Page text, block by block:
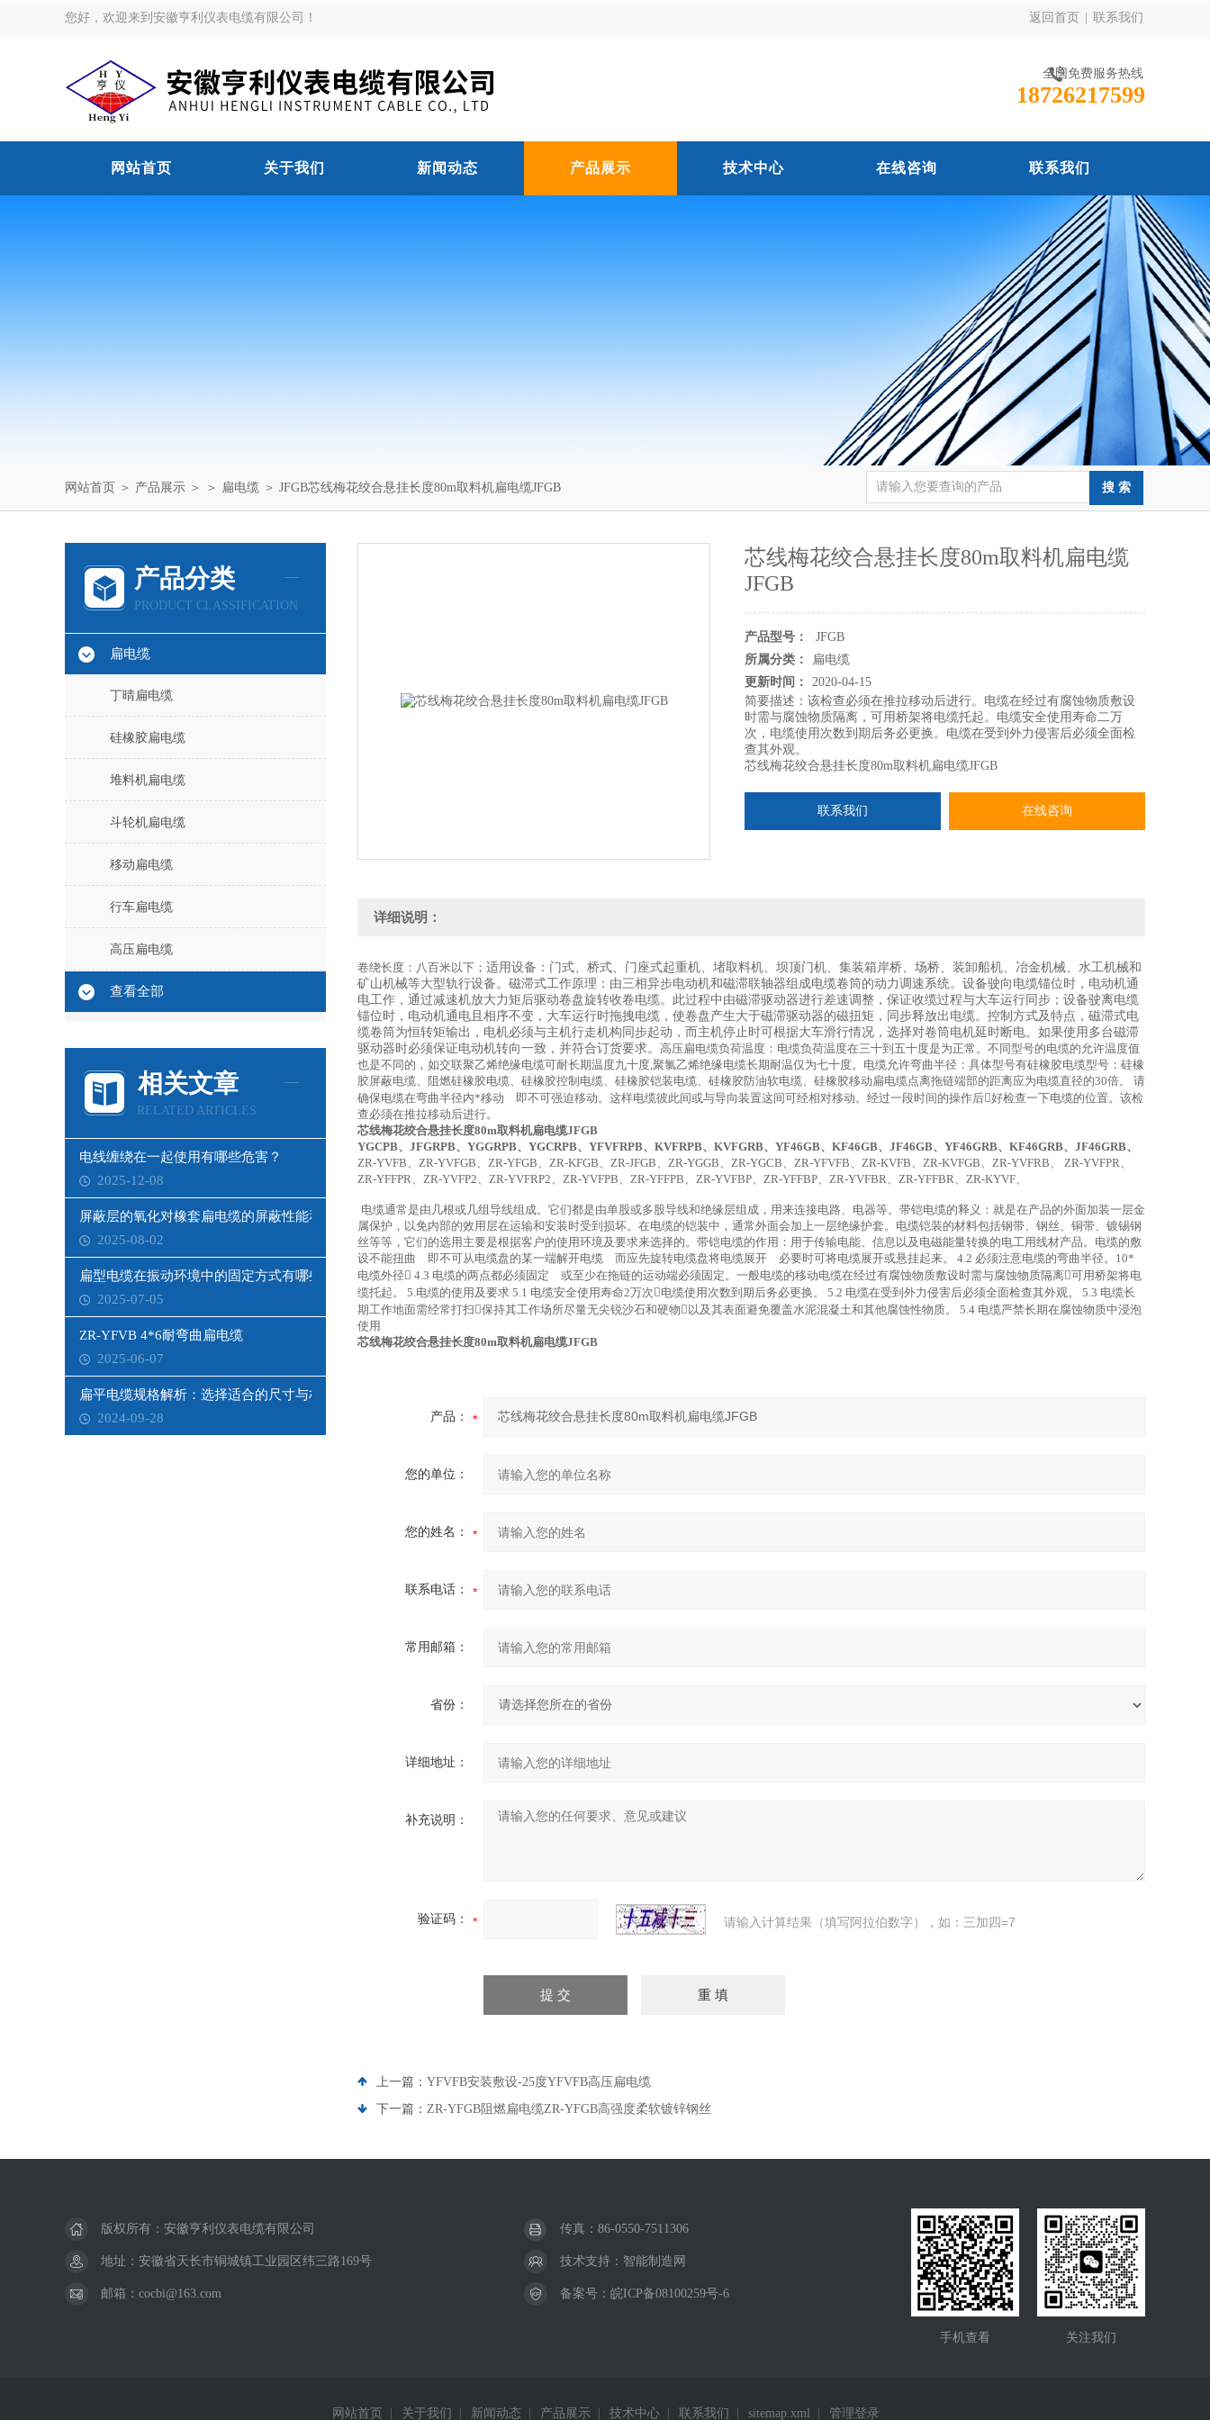
您好，欢迎来到安徽亨利仪表电缆有限公司！ 返回首页 联系我们
全国免费服务热线
18726217599
网站首页 关于我们 新闻动态 产品展示 技术中心 在线咨询 联系我们
网站首页 ＞ 产品展示 ＞ ＞ 扁电缆 ＞ JFGB芯线梅花绞合悬挂长度80m取料机扁电缆JFGB
产品分类
PRODUCT CLASSIFICATION
扁电缆
丁晴扁电缆
硅橡胶扁电缆
堆料机扁电缆
斗轮机扁电缆
移动扁电缆
行车扁电缆
高压扁电缆
查看全部
相关文章
RELATED ARTICLES
电线缠绕在一起使用有哪些危害？
2025-12-08
屏蔽层的氧化对橡套扁电缆的屏蔽性能和寿命有何影响？
2025-08-02
扁型电缆在振动环境中的固定方式有哪些？
2025-07-05
ZR-YFVB 4*6耐弯曲扁电缆
2025-06-07
扁平电缆规格解析：选择适合的尺寸与材质
2024-09-28
芯线梅花绞合悬挂长度80m取料机扁电缆
JFGB
产品型号：
JFGB
所属分类：
扁电缆
更新时间：
2020-04-15
简要描述： 该检查必须在推拉移动后进行。电缆在经过有腐蚀物质敷设
时需与腐蚀物质隔离，可用桥架将电缆托起。电缆安全使用寿命二万
次，电缆使用次数到期后务必更换。电缆在受到外力侵害后必须全面检
查其外观。
芯线梅花绞合悬挂长度80m取料机扁电缆JFGB
联系我们 在线咨询
详细说明：
卷绕长度：八百米以下； 适用设备：门式、桥式、门座式起重机、堵取料机、坝顶门机、集装箱岸桥、场桥、装卸船机、冶金机械、水工机械和
矿山机械等大型轨行设备。磁滞式工作原理：由三相异步电动机和磁滞联轴器组成电缆卷筒的动力调速系统。设备驶向电缆锚位时，电动机通
电工作，通过减速机放大力矩后驱动卷盘旋转收卷电缆。此过程中由磁滞驱动器进行差速调整，保证收缆过程与大车运行同步；设备驶离电缆
锚位时，电动机通电且相序不变，大车运行时拖拽电缆，使卷盘产生大于磁滞驱动器的磁扭矩，同步释放出电缆。控制方式及特点，磁滞式电
缆卷筒为恒转矩输出，电机必须与主机行走机构同步起动，而主机停止时可根据大车滑行情况，选择对卷筒电机延时断电。如果使用多台磁滞
驱动器时必须保证电动机转向一致，并符合订货要求。 高压扁电缆负荷温度：电缆负荷温度在三十到五十度是为正常。不同型号的电缆的允许温度值
也是不同的，如交联聚乙烯绝缘电缆可耐长期温度九十度,聚氯乙烯绝缘电缆长期耐温仅为七十度。电缆允许弯曲半径：具体型号有硅橡胶电缆型号：硅橡
胶屏蔽电缆、阻燃硅橡胶电缆、硅橡胶控制电缆、硅橡胶铠装电缆、硅橡胶防油软电缆、硅橡胶移动扁电缆点离拖链端部的距离应为电缆直径的30倍。 请
确保电缆在弯曲半径内*移动 即不可强迫移动。这样电缆彼此间或与导向装置这间可经相对移动。经过一段时间的操作后好检查一下电缆的位置。该检
查必须在推拉移动后进行。
芯线梅花绞合悬挂长度80m取料机扁电缆JFGB
YGCPB、JFGRPB、YGGRPB、YGCRPB、YFVFRPB、KVFRPB、KVFGRB、YF46GB、KF46GB、JF46GB、YF46GRB、KF46GRB、JF46GRB、
ZR-YVFB、ZR-YVFGB、ZR-YFGB、ZR-KFGB、ZR-JFGB、ZR-YGGB、ZR-YGCB、ZR-YFVFB、ZR-KVFB、ZR-KVFGB、ZR-YVFRB、 ZR-YVFPR、
ZR-YFFPR、ZR-YVFP2、ZR-YVFRP2、ZR-YVFPB、ZR-YFFPB、ZR-YVFBP、ZR-YFFBP、ZR-YVFBR、ZR-YFFBR、ZR-KYVF、
电缆通常是由几根或几组导线组成。它们都是由单股或多股导线和绝缘层组成，用来连接电路、电器等。带铠电缆的释义：就是在产品的外面加装一层金
属保护，以免内部的效用层在运输和安装时受到损坏。在电缆的铠装中，通常外面会加上一层绝缘护套。电缆铠装的材料包括钢带、钢丝、铜带、镀锡钢
丝等等，它们的选用主要是根据客户的使用环境及要求来选择的。带铠电缆的作用：用于传输电能、信息以及电磁能量转换的电工用线材产品。电缆的敷
设不能扭曲 即不可从电缆盘的某一端解开电缆 而应先旋转电缆盘将电缆展开 必要时可将电缆展开或悬挂起来。 4.2 必须注意电缆的弯曲半径。10*
电缆外径 4.3 电缆的两点都必须固定 或至少在拖链的运动端必须固定。一般电缆的移动电缆在经过有腐蚀物质敷设时需与腐蚀物质隔离可用桥架将电
缆托起。 5.电缆的使用及要求 5.1 电缆安全使用寿命2万次电缆使用次数到期后务必更换。 5.2 电缆在受到外力侵害后必须全面检查其外观。 5.3 电缆长
期工作地面需经常打扫保持其工作场所尽量无尖锐沙石和硬物以及其表面避免覆盖水泥混凝土和其他腐蚀性物质。 5.4 电缆严禁长期在腐蚀物质中浸泡
使用
芯线梅花绞合悬挂长度80m取料机扁电缆JFGB
产品：
您的单位：
您的姓名：
联系电话：
常用邮箱：
省份：
详细地址：
补充说明：
验证码： 请输入计算结果（填写阿拉伯数字），如：三加四=7
上一篇： YFVFB安装敷设-25度YFVFB高压扁电缆
下一篇： ZR-YFGB阻燃扁电缆ZR-YFGB高强度柔软镀锌钢丝
关注我们
手机查看
版权所有：安徽亨利仪表电缆有限公司 传真：86-0550-7511306
地址：安徽省天长市铜城镇工业园区纬三路169号 技术支持： 智能制造网
邮箱：cocbi@163.com 备案号： 皖ICP备08100259号-6
网站首页 关于我们 新闻动态 产品展示 技术中心 联系我们 sitemap.xml 管理登录